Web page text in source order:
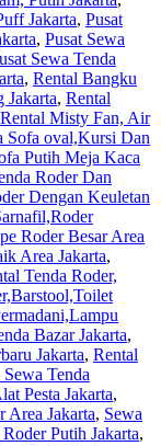
Jakarta, Pusat
, Pusat Sewa
Sewa Tenda
, Rental Bangku
Jakarta, Rental
Rental Misty Fan, Air
Sofa oval,Kursi Dan
Putih Meja Kaca
Roder Dan
Dengan Keuletan
Roder Besar Area
Area Jakarta,
Tenda Roder,
Bazar Jakarta,
Jakarta, Rental
Sewa Tenda
Pesta Jakarta,
Area Jakarta, Sewa
Putih Jakarta,